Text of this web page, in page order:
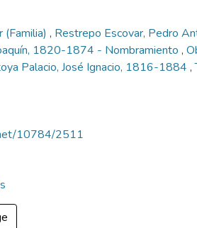
(Familia) , Restrepo Escovar, Pedro
1820-1874 - Nombramiento ,
Palacio, José Ignacio, 1816-1884 ,
10784/2511